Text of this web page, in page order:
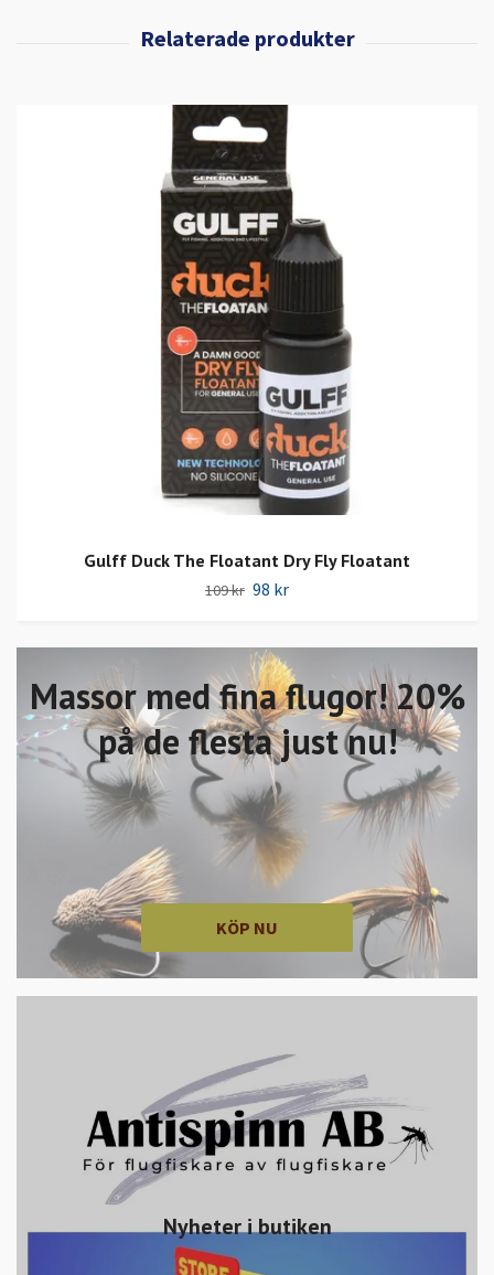
Massor med fina flugor! 20%
på de flesta just nu!
KÖP NU
Nyheter i butiken
Gulff Duck The Floatant Dry Fly Floatant
109 kr 98 kr